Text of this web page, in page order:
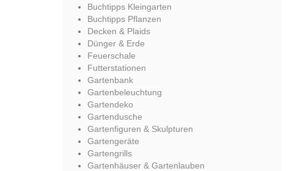
Buchtipps Kleingarten
Buchtipps Pflanzen
Decken & Plaids
Dünger & Erde
Feuerschale
Futterstationen
Gartenbank
Gartenbeleuchtung
Gartendeko
Gartendusche
Gartenfiguren & Skulpturen
Gartengeräte
Gartengrills
Gartenhäuser & Gartenlauben